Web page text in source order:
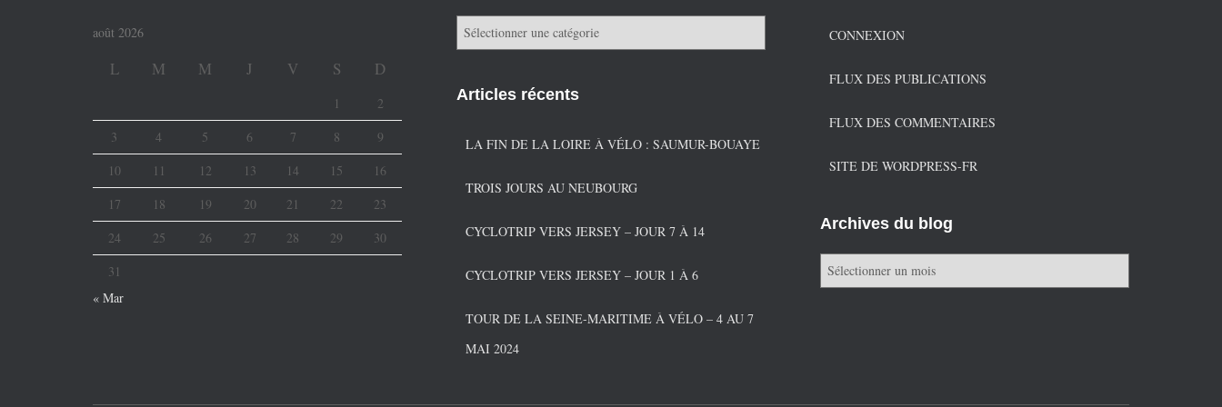
août 2026
L M M J V S D
1
2
3
4 5 6 7 8
9
10
11 12 13 14 15
16
17
18 19 20 21 22
23
24
25 26 27 28 29
30
31
« Mar
a
é
gArticles récents
LA FIN DE LA LOIRE À VÉLO : SAUMUR-BOUAYE
TROIS JOURS AU NEUBOURG
CYCLOTRIP VERS JERSEY – JOUR 7 À 14
CYCLOTRIP VERS JERSEY – JOUR 1 À 6
TOUR DE LA SEINE-MARITIME À VÉLO – 4 AU 7
MAI 2024
CONNEXION
FLUX DES PUBLICATIONS
FLUX DES COMMENTAIRES
SITE DE WORDPRESS-FR
Archives du blog
r
s